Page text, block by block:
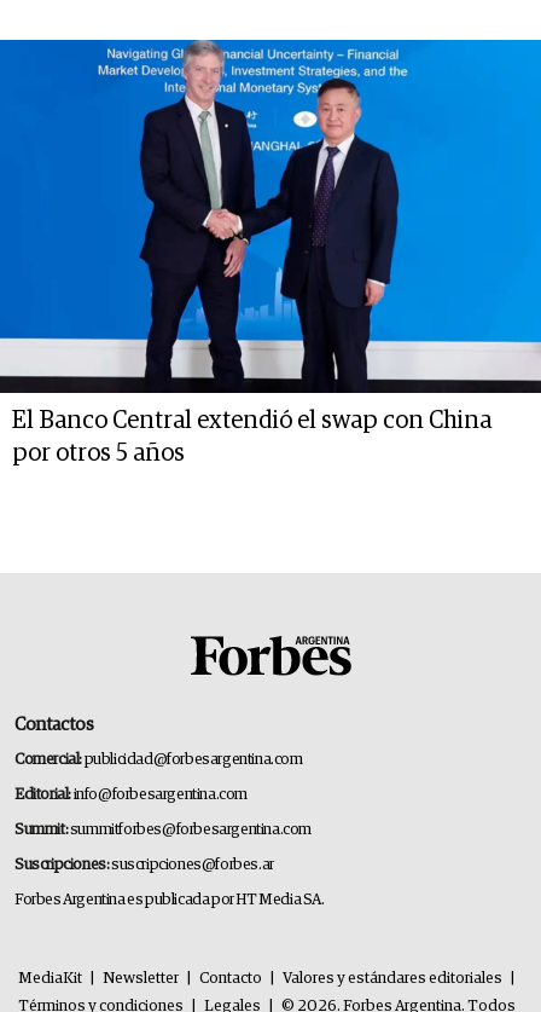
El Banco Central extendió el swap con China
por otros 5 años
Contactos
Comercial:publicidad@forbesargentina.com
Editorial:info@forbesargentina.com
Summit:summitforbes@forbesargentina.com
Suscripciones:suscripciones@forbes.ar
Forbes Argentina es publicada por HT Media SA.
MediaKit Newsletter Contacto Valores y estándares editoriales
Términos y condiciones
Legales © 2026. Forbes Argentina. Todos